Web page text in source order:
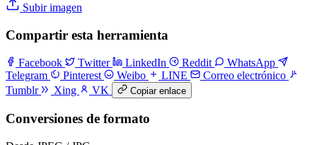
Subir imagen
Compartir esta herramienta
Facebook Twitter LinkedIn Reddit
WhatsApp
Telegram
Pinterest Weibo LINE
Correo electrónico
Tumblr
Xing VK Copiar enlace
Conversiones de formato